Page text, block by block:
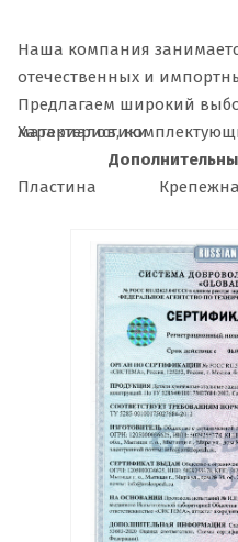
Наша компания
отечественных и
Предлагаем широкий
материалов,
Характеристики
Пластина